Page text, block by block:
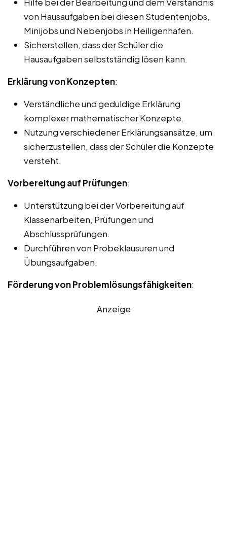
von Hausaufgaben bei diesen Studentenjobs,
Minijobs und Nebenjobs in Heiligenhafen.
Sicherstellen, dass der Schüler die
Hausaufgaben selbstständig lösen kann.
Erklärung von Konzepten:
Verständliche und geduldige Erklärung
komplexer mathematischer Konzepte.
Nutzung verschiedener Erklärungsansätze, um
sicherzustellen, dass der Schüler die Konzepte
versteht.
Vorbereitung auf Prüfungen:
Unterstützung bei der Vorbereitung auf
Klassenarbeiten, Prüfungen und
Abschlussprüfungen.
Durchführen von Probeklausuren und
Übungsaufgaben.
Förderung von Problemlösungsfähigkeiten:
Anzeige